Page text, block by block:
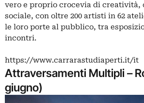
vero e proprio crocevia di creatività,
sociale, con oltre 200 artisti in 62
le loro porte al pubblico, tra
incontri.
https://www.carrarastudiaperti.it/it
Attraversamenti Multipli –
giugno)